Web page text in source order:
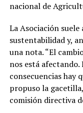
nacional de
La Asociación
sustentabilidad y,
una nota. “El
nos está
consecuencias hay
propuso la
comisión directiva